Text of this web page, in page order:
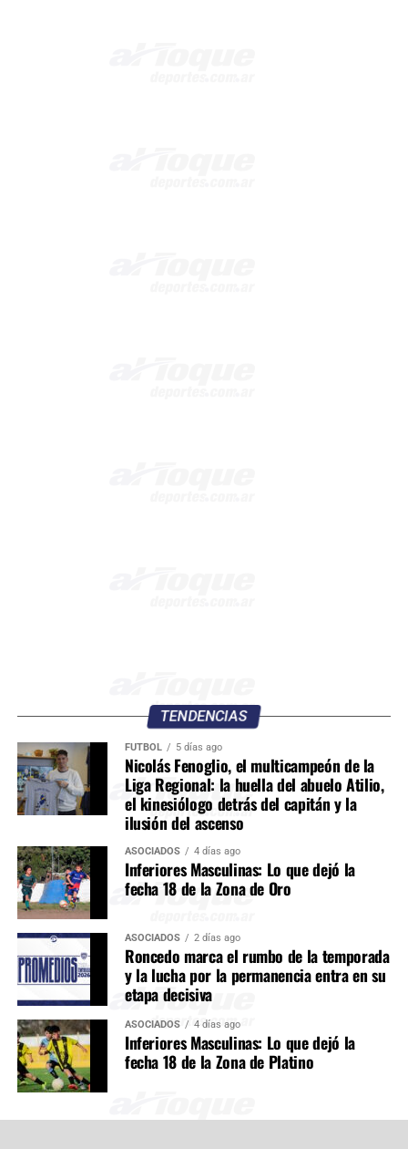
TENDENCIAS
FÚTBOL 5 días ago
Nicolás Fenoglio, el multicampeón de la
Liga Regional: la huella del abuelo Atilio,
el kinesiólogo detrás del capitán y la
ilusión del ascenso
ASOCIADOS 4 días ago
Inferiores Masculinas: Lo que dejó la
fecha 18 de la Zona de Oro
ASOCIADOS 2 días ago
Roncedo marca el rumbo de la temporada
y la lucha por la permanencia entra en su
etapa decisiva
ASOCIADOS 4 días ago
Inferiores Masculinas: Lo que dejó la
fecha 18 de la Zona de Platino